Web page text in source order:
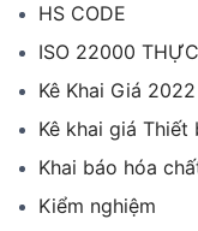
HS CODE
ISO 22000
Kê Khai Giá 2022
Kê khai giá Thiết
Khai báo hóa
Kiểm nghiệm